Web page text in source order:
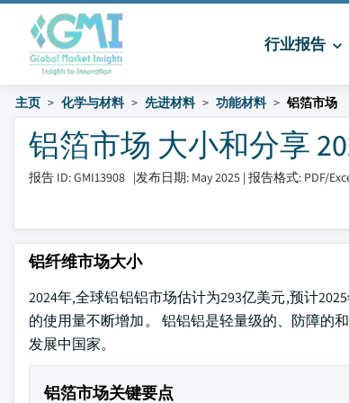
行业报告
主页 化学与材料 先进材料 功能材料 铝箔市场
铝箔市场 大小和分享
报告 ID: GMI13908 |发布日期: May 2025 | 报告格式: PDF/
铝纤维市场大小
2024年,全球铝铝铝市场估计为293亿美元,预计
的使用量不断增加。 铝铝铝是轻量级的、防障的
发展中国家。
铝箔市场关键要点